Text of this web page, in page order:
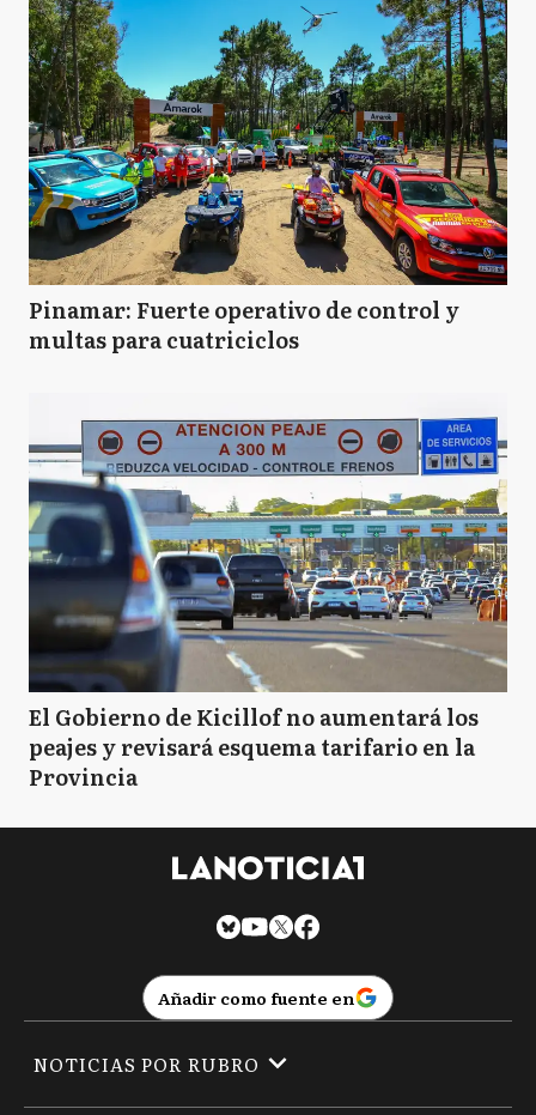
Pinamar: Fuerte operativo de control y
multas para cuatriciclos
El Gobierno de Kicillof no aumentará los
peajes y revisará esquema tarifario en la
Provincia
Añadir como fuente en
NOTICIAS POR RUBRO